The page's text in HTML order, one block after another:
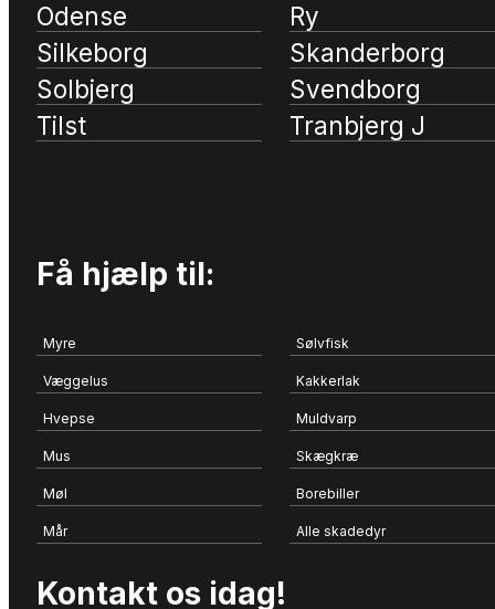
Odense
Ry
Silkeborg
Skanderborg
Solbjerg
Svendborg
Tilst
Tranbjerg J
Få hjælp til:
Myre Sølvfisk
Væggelus Kakkerlak
Hvepse Muldvarp
Mus Skægkræ
Møl Borebiller
Mår Alle skadedyr
Kontakt os idag!